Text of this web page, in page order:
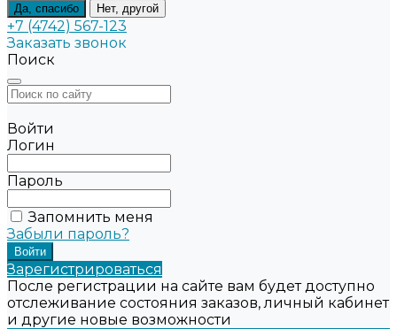
Да, спасибо Нет, другой
+7 (4742) 567-123
Заказать звонок
Поиск
Войти
Логин
Пароль
Запомнить меня
Забыли пароль?
Зарегистрироваться
После регистрации на сайте вам будет доступно
отслеживание состояния заказов, личный кабинет
и другие новые возможности